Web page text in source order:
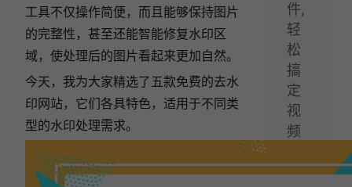
工具不仅操作简便，而且能够保持图片
的完整性，甚至还能智能修复水印区
域，使处理后的图片看起来更加自然。
今天，我为大家精选了五款免费的去水
印网站，它们各具特色，适用于不同类
型的水印处理需求。
件,
轻
松
搞
定
视
频
文